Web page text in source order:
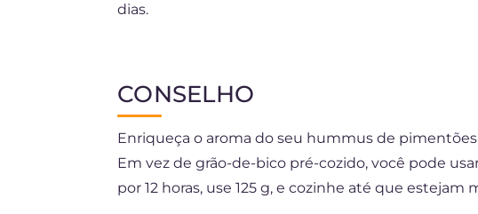
dias.
CONSELHO
Enriqueça o aroma do seu hummus de
Em vez de grão-de-bico pré-cozido, você pode
por 12 horas, use 125 g, e cozinhe até que estejam